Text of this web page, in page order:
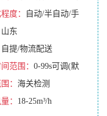
度：
自动/半自动/手
动
山东
自提/物流配送
范围： 0-99s可调(默
： 海关检测
： 18-25m³/h